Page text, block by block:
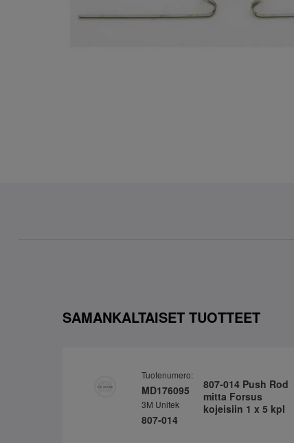
SAMANKALTAISET TUOTTEET
Tuotenumero:
MD176095
3M Unitek
807-014
807-014 Push Rod
mitta Forsus
kojeisiin 1 x 5 kpl